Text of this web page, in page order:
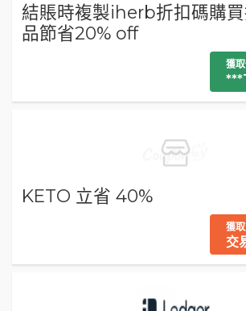
結賬時複製iherb折扣碼購
品節省20% off
獲
KETO 立省 40%
獲
交